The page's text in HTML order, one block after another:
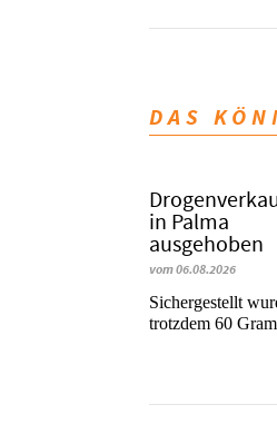
DAS
in Palma
ausgehoben
vom 06.08.2026
​​​​​​​Sichergestellt
trotzdem 60